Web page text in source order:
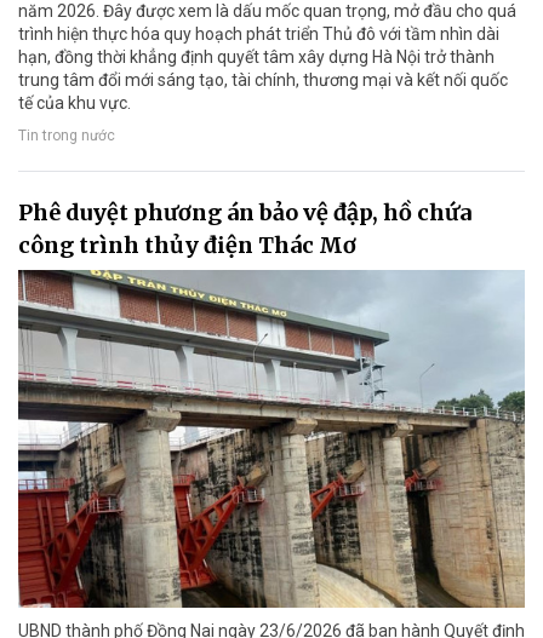
năm 2026. Đây được xem là dấu mốc quan trọng, mở đầu cho quá
trình hiện thực hóa quy hoạch phát triển Thủ đô với tầm nhìn dài
hạn, đồng thời khẳng định quyết tâm xây dựng Hà Nội trở thành
trung tâm đổi mới sáng tạo, tài chính, thương mại và kết nối quốc
tế của khu vực.
Tin trong nước
Phê duyệt phương án bảo vệ đập, hồ chứa
công trình thủy điện Thác Mơ
UBND thành phố Đồng Nai ngày 23/6/2026 đã ban hành Quyết định